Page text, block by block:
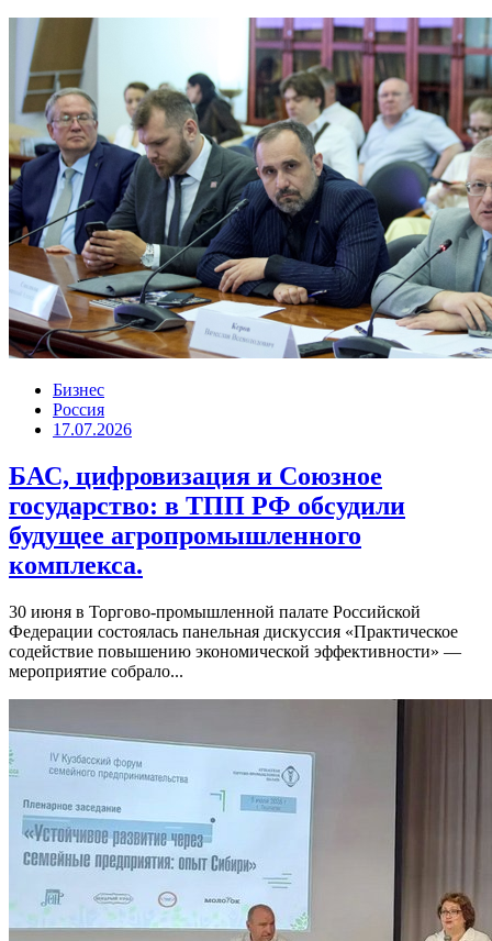
Бизнес
Россия
17.07.2026
БАС, цифровизация и Союзное
государство: в ТПП РФ обсудили
будущее агропромышленного
комплекса.
30 июня в Торгово-промышленной палате Российской
Федерации состоялась панельная дискуссия «Практическое
содействие повышению экономической эффективности» —
мероприятие собрало...